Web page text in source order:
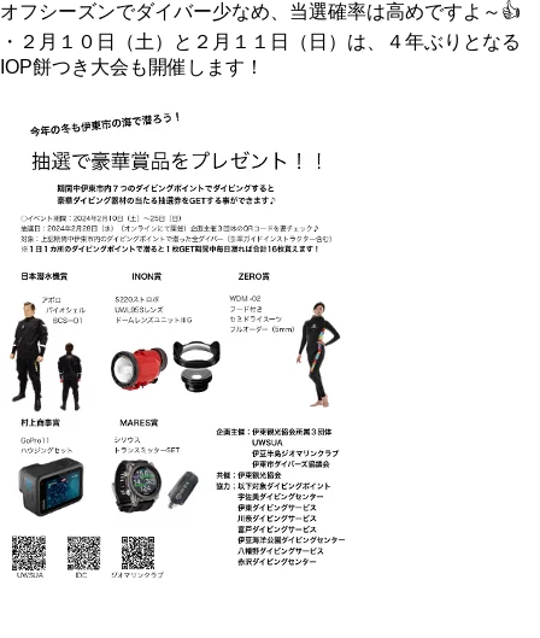
オフシーズンでダイバー少なめ、当選確率は高めですよ～👍
・２月１０日（土）と２月１１日（日）は、４年ぶりとなる
IOP餅つき大会も開催します！